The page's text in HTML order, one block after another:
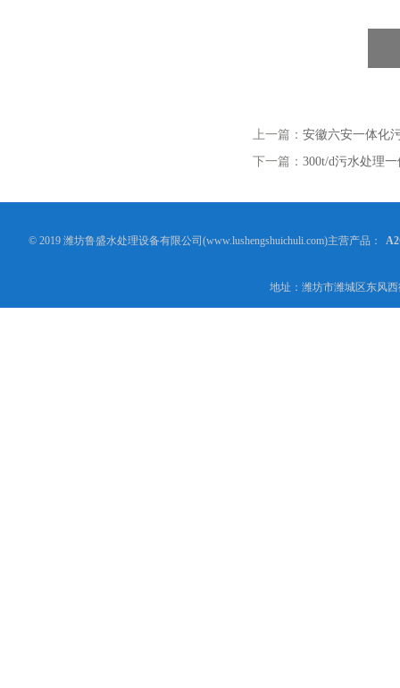
上一篇： 安徽六安一体化
下一篇： 300t/d污水处理
© 2019 潍坊鲁盛水处理设备有限公司(www.lushengshuichuli.com)主营产品：
地址：潍坊市潍城区东风